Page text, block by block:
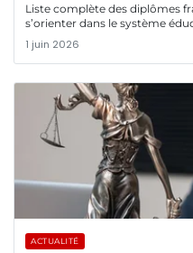
Liste complète des diplômes
s’orienter dans le système
1 juin 2026
ACTUALITÉ